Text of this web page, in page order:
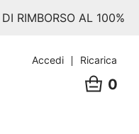
RIMBORSO AL 100%
0
Accedi Ricarica